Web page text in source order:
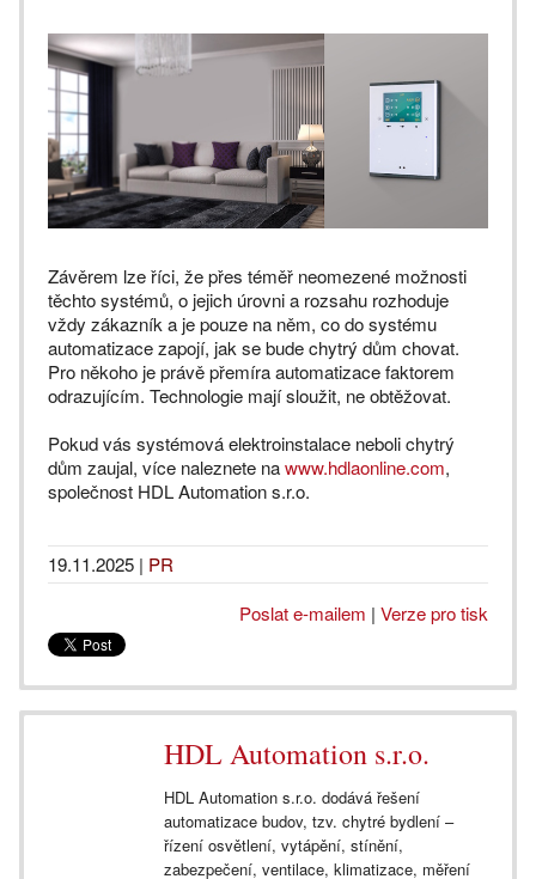
Závěrem lze říci, že přes téměř neomezené možnosti
těchto systémů, o jejich úrovni a rozsahu rozhoduje
vždy zákazník a je pouze na něm, co do systému
automatizace zapojí, jak se bude chytrý dům chovat.
Pro někoho je právě přemíra automatizace faktorem
odrazujícím. Technologie mají sloužit, ne obtěžovat.
Pokud vás systémová elektroinstalace neboli chytrý
dům zaujal, více naleznete nawww.hdlaonline.com,
společnost HDL Automation s.r.o.
19.11.2025 | PR
Poslat e-mailem | Verze pro tisk
HDL Automation s.r.o.
HDL Automation s.r.o. dodává řešení
automatizace budov, tzv. chytré bydlení –
řízení osvětlení, vytápění, stínění,
zabezpečení, ventilace, klimatizace, měření